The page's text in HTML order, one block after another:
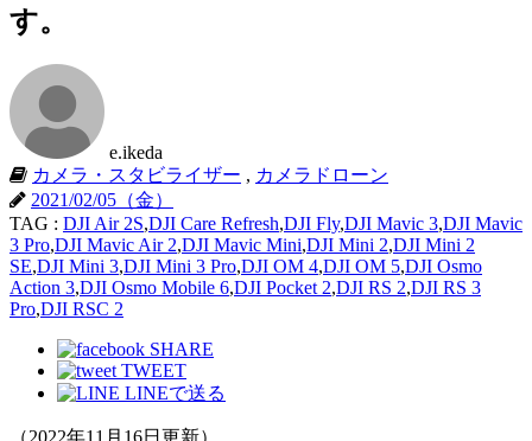
す。
e.ikeda
カメラ・スタビライザー , カメラドローン
2021/02/05（金）
TAG : DJI Air 2S,DJI Care Refresh,DJI Fly,DJI Mavic 3,DJI Mavic
3 Pro,DJI Mavic Air 2,DJI Mavic Mini,DJI Mini 2,DJI Mini 2
SE,DJI Mini 3,DJI Mini 3 Pro,DJI OM 4,DJI OM 5,DJI Osmo
Action 3,DJI Osmo Mobile 6,DJI Pocket 2,DJI RS 2,DJI RS 3
Pro,DJI RSC 2
SHARE
TWEET
LINEで送る
（2022年11月16日更新）